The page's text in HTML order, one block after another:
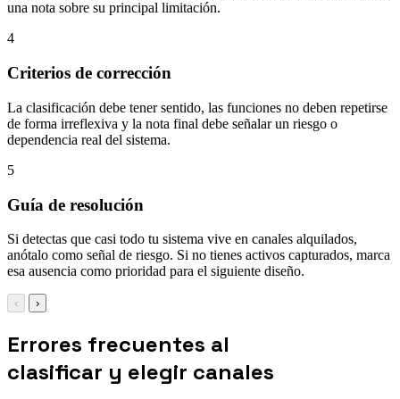
una nota sobre su principal limitación.
4
Criterios de corrección
La clasificación debe tener sentido, las funciones no deben repetirse
de forma irreflexiva y la nota final debe señalar un riesgo o
dependencia real del sistema.
5
Guía de resolución
Si detectas que casi todo tu sistema vive en canales alquilados,
anótalo como señal de riesgo. Si no tienes activos capturados, marca
esa ausencia como prioridad para el siguiente diseño.
‹ ›
Errores frecuentes al
clasificar y elegir canales